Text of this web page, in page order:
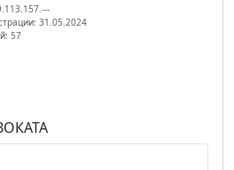
31.05.2024
57